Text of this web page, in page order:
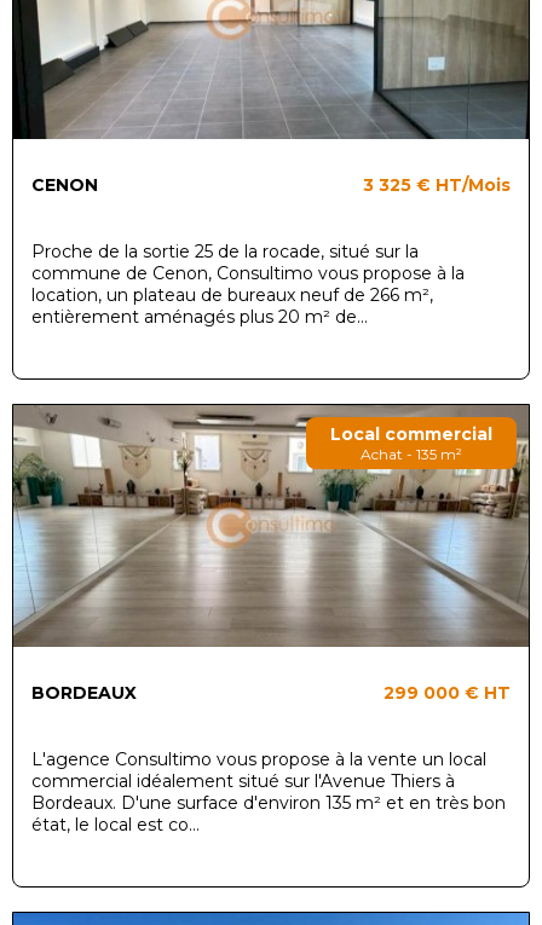
CENON 3 325 € HT/Mois
Proche de la sortie 25 de la rocade, situé sur la
commune de Cenon, Consultimo vous propose à la
location, un plateau de bureaux neuf de 266 m²,
entièrement aménagés plus 20 m² de...
Local commercial
Achat - 135 m²
BORDEAUX 299 000 € HT
L'agence Consultimo vous propose à la vente un local
commercial idéalement situé sur l'Avenue Thiers à
Bordeaux. D'une surface d'environ 135 m² et en très bon
état, le local est co...